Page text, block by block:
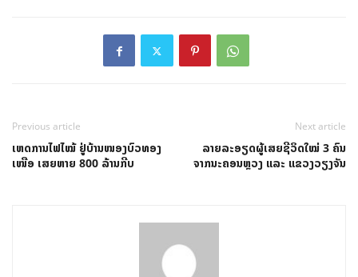
Previous article
ເຫດການໄຟໄໝ້ ຢູ່ບ້ານໜອງບົວທອງ
ເໜືອ ເສຍຫາຍ 800 ລ້ານກີບ
Next article
ລາຍລະອຽດຜູ້ເສຍຊີວິດໃໝ່ 3 ຄົນ
ຈາກນະຄອນຫຼວງ ແລະ ແຂວງວຽງຈັນ